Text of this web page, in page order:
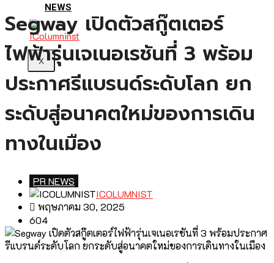
NEWS
X
Segway เปิดตัวสกู๊ตเตอร์
ไฟฟ้ารุ่นเจเนอเรชันที่ 3 พร้อม
ประกาศรีแบรนด์ระดับโลก ยก
ระดับสู่อนาคตใหม่ของการเดิน
ทางในเมือง
PR NEWS
ICOLUMNIST
พฤษภาคม 30, 2025
604